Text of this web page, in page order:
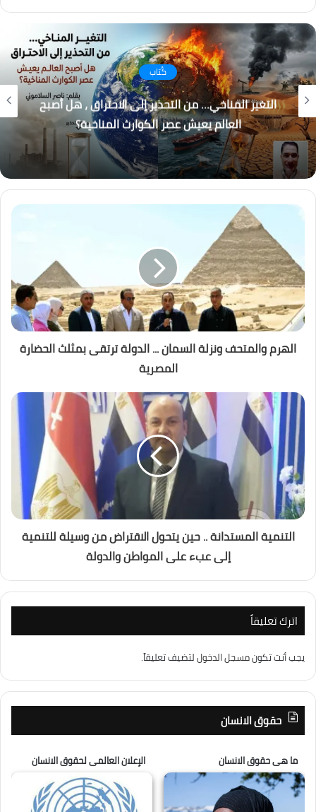
كُتاب
التغير المناخي… من التحذير إلى الاحتراق ، هل أصبح
العالم يعيش عصر الكوارث المناخية؟
الهرم والمتحف ونزلة السمان ... الدولة ترتقى بمثلث الحضارة
المصرية
التنمية المستدانة .. حين يتحول الاقتراض من وسيلة للتنمية
إلى عبء على المواطن والدولة
اترك تعليقاً
يجب أنت تكونمسجل الدخوللتضيف تعليقاً.
حقوق الانسان
ما هى حقوق الانسان الإعلان العالمى لحقوق الانسان